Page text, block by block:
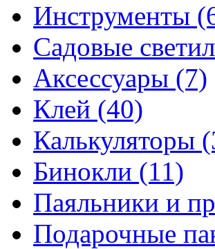
Инструменты
Садовые
Аксессуары (7)
Клей (40)
Калькуляторы
Бинокли (11)
Паяльники и
Подарочные